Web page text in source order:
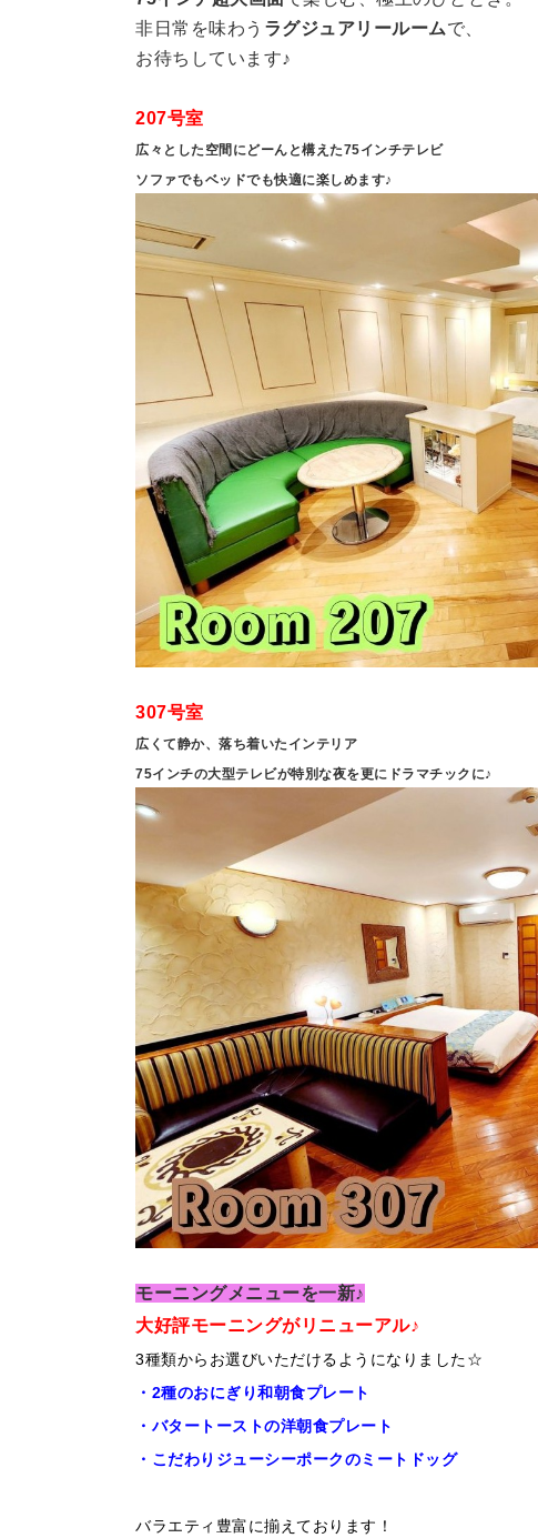
非日常を味わう ラグジュアリールームで、
お待ちしています♪
207号室
広々とした空間にどーんと構えた75インチテレビ
ソファでもベッドでも快適に楽しめます♪
307号室
広くて静か、落ち着いたインテリア
75インチの大型テレビが特別な夜を更にドラマチックに♪
モーニングメニューを一新♪
大好評モーニングがリニューアル♪
3種類からお選びいただけるようになりました☆
・2種のおにぎり和朝食プレート
・バタートーストの洋朝食プレート
・こだわりジューシーポークのミートドッグ
バラエティ豊富に揃えております！